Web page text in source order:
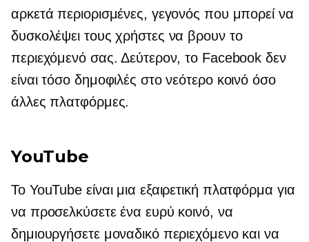
αρκετά περιορισμένες, γεγονός που μπορεί να
δυσκολέψει τους χρήστες να βρουν το
περιεχόμενό σας. Δεύτερον, το Facebook δεν
είναι τόσο δημοφιλές στο νεότερο κοινό όσο
άλλες πλατφόρμες.
YouTube
Το YouTube είναι μια εξαιρετική πλατφόρμα για
να προσελκύσετε ένα ευρύ κοινό, να
δημιουργήσετε μοναδικό περιεχόμενο και να